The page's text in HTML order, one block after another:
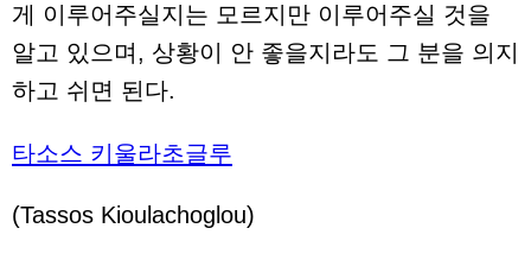
게 이루어주실지는 모르지만 이루어주실 것을
알고 있으며, 상황이 안 좋을지라도 그 분을 의지
하고 쉬면 된다.
타소스 키울라초글루
(Tassos Kioulachoglou)